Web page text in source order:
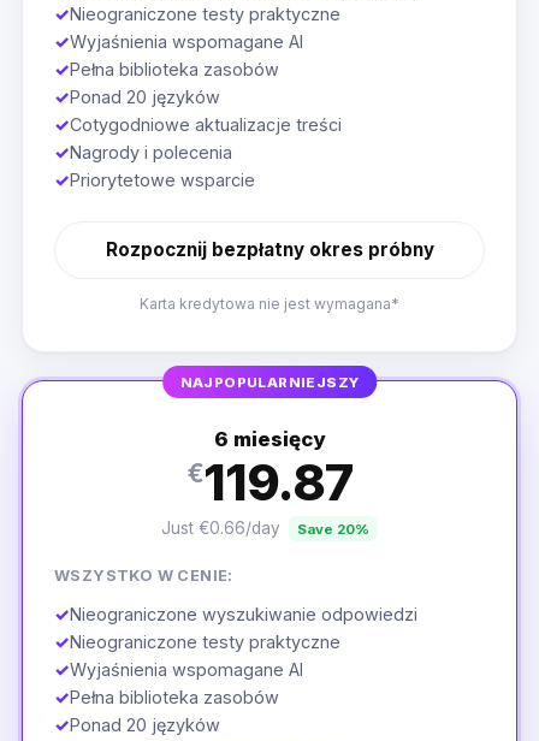
✓Nieograniczone testy praktyczne
✓Wyjaśnienia wspomagane AI
✓Pełna biblioteka zasobów
✓Ponad 20 języków
✓Cotygodniowe aktualizacje treści
✓Nagrody i polecenia
✓Priorytetowe wsparcie
Rozpocznij bezpłatny okres próbny
Karta kredytowa nie jest wymagana*
NAJPOPULARNIEJSZY
6 miesięcy
€119.87
Just €0.66/day Save 20%
WSZYSTKO W CENIE:
✓Nieograniczone wyszukiwanie odpowiedzi
✓Nieograniczone testy praktyczne
✓Wyjaśnienia wspomagane AI
✓Pełna biblioteka zasobów
✓Ponad 20 języków